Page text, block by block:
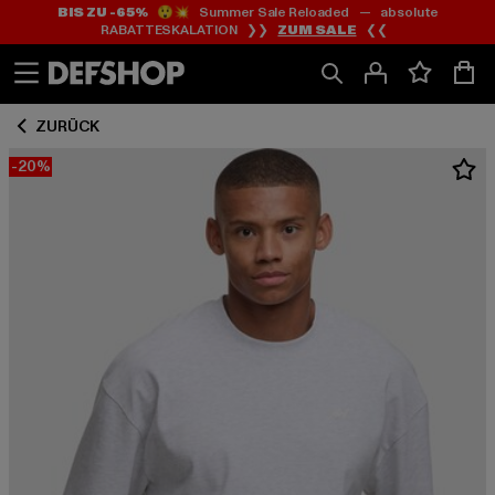
Zum
Inhalt
springen
Zum
Fußzeile
springen
BIS ZU -65%😲💥 Summer Sale Reloaded — absolute
RABATTESKALATION ❯❯ ZUM SALE ❮❮
ZURÜCK
-20%